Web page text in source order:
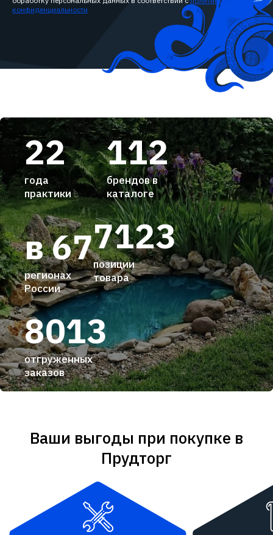
конфиденциальности
22
года
практики
112
брендов в
каталоге
7123
позиции
товара
8013
отгруженных
заказов
в 67
регионах
России
Ваши выгоды при покупке в
Прудторг